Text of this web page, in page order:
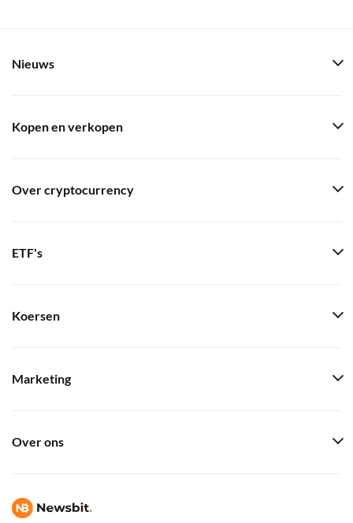
Nieuws
Kopen en verkopen
Over cryptocurrency
ETF's
Koersen
Marketing
Over ons